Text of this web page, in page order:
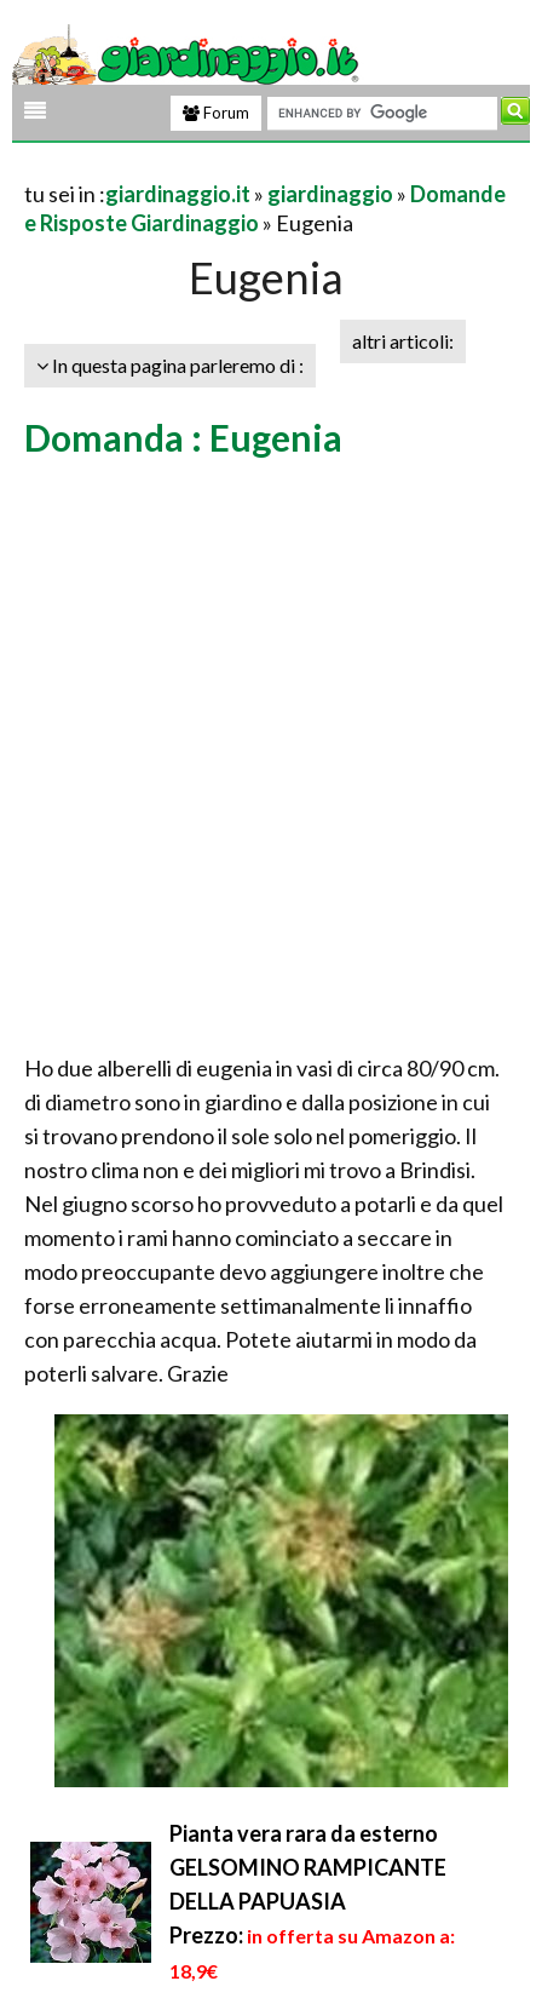
Forum
tu sei in :giardinaggio.it » giardinaggio » Domande
e Risposte Giardinaggio » Eugenia
Eugenia
In questa pagina parleremo di :
altri articoli:
Domanda : Eugenia
Ho due alberelli di eugenia in vasi di circa 80/90 cm.
di diametro sono in giardino e dalla posizione in cui
si trovano prendono il sole solo nel pomeriggio. Il
nostro clima non e dei migliori mi trovo a Brindisi.
Nel giugno scorso ho provveduto a potarli e da quel
momento i rami hanno cominciato a seccare in
modo preoccupante devo aggiungere inoltre che
forse erroneamente settimanalmente li innaffio
con parecchia acqua. Potete aiutarmi in modo da
poterli salvare. Grazie
Pianta vera rara da esterno
GELSOMINO RAMPICANTE
DELLA PAPUASIA
Prezzo: in offerta su Amazon a:
18,9€